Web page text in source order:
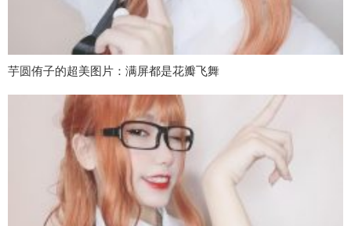
芋圆侑子的超美图片：满屏都是花瓣飞舞